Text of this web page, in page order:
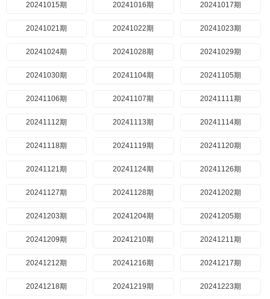
20241015期 20241016期 20241017期
20241021期 20241022期 20241023期
20241024期 20241028期 20241029期
20241030期 20241104期 20241105期
20241106期 20241107期 20241111期
20241112期 20241113期 20241114期
20241118期 20241119期 20241120期
20241121期 20241124期 20241126期
20241127期 20241128期 20241202期
20241203期 20241204期 20241205期
20241209期 20241210期 20241211期
20241212期 20241216期 20241217期
20241218期 20241219期 20241223期